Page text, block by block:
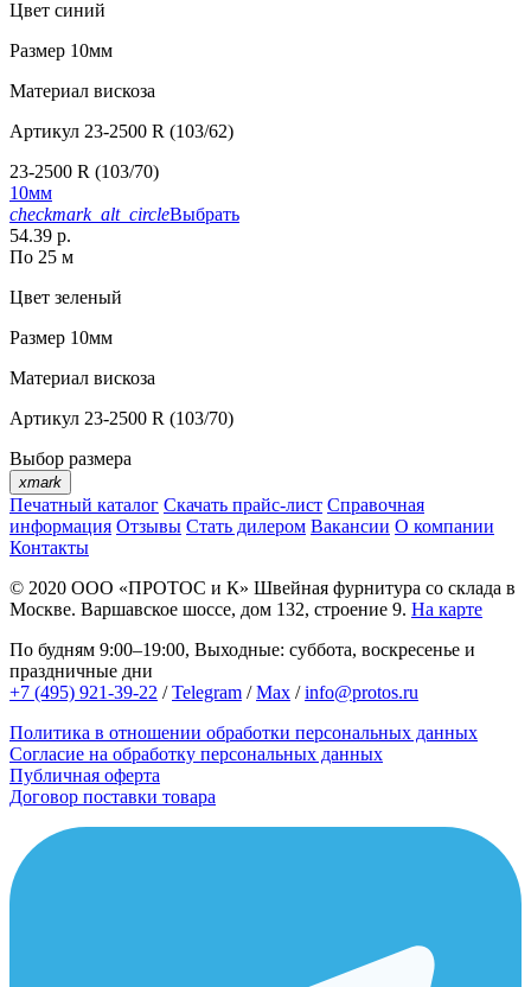
Цвет синий
Размер 10мм
Материал вискоза
Артикул 23-2500 R (103/62)
23-2500 R (103/70)
10мм
checkmark_alt_circleВыбрать
54.39 р.
По 25 м
Цвет зеленый
Размер 10мм
Материал вискоза
Артикул 23-2500 R (103/70)
Выбор размера
xmark
Печатный каталог Скачать прайс-лист Справочная
информация Отзывы Стать дилером Вакансии О компании
Контакты
© 2020 ООО «ПРОТОС и К» Швейная фурнитура со склада в
Москве. Варшавское шоссе, дом 132, строение 9. На карте
По будням 9:00–19:00, Выходные: суббота, воскресенье и
праздничные дни
+7 (495) 921-39-22 /Telegram /Max /info@protos.ru
Политика в отношении обработки персональных данных
Согласие на обработку персональных данных
Публичная оферта
Договор поставки товара